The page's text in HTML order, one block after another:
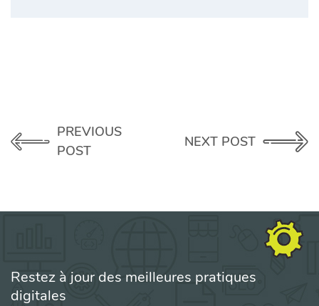
PREVIOUS
POST
NEXT POST
Restez à jour des meilleures pratiques
digitales